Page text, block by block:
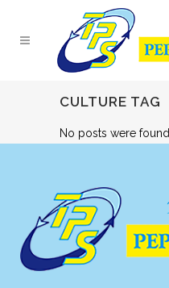
CULTURE TAG
No posts were found.